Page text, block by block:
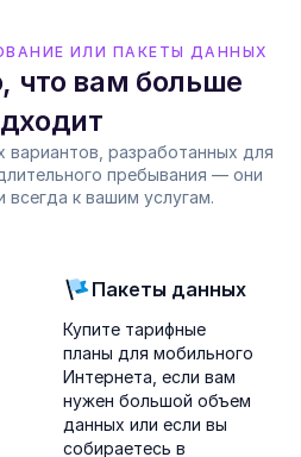
ИЛИ ПАКЕТЫ ДАННЫХ
что вам больше
вариантов, разработанных для
пребывания — они
всегда к вашим услугам.
Пакеты данных
Купите тарифные
планы для мобильного
Интернета, если вам
нужен большой объем
данных или если вы
собираетесь в